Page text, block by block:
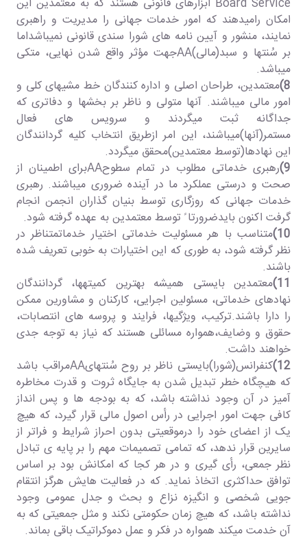
Board Service ابزارهای قانونی هستند که به معتمدین این
امکان رامیدهند که امور خدمات جهانی را مدیریت و راهبری
نمایند، منشور و آیین نامه های شورا سندی قانونی نمیباشداما
بر سُنتها و سبد(مالی)AAجهت مؤثر واقع شدن نهایی، متکی
میباشد.
8) معتمدین، طراحان اصلی و اداره کنندگان خط مشیهای کلی و
امور مالی میباشند. آنها متولی و ناظر بر بخشها و دفاتری که
جداگانه ثبت میگردند و سرویس های فعال
مستمر(آنها)میباشند، این امر ازطریق انتخاب کلیه گردانندگان
این نهادها(توسط معتمدین)محقق میگردد.
9)
رهبری خدماتی مطلوب در تمام سطوحAAبرای اطمینان از
صحت و درستی عملکرد ما در آینده ضروری میباشند. رهبری
خدمات جهانی که روزگاری توسط بنیان گذاران انجمن انجام
گرفت اکنون بایدضرورتا ً توسط معتمدین به عهده گرفته شود.
10) متناسب با هر مسئولیت خدماتی اختیار خدماتمتناظر در
نظر گرفته شود، به طوری که این اختیارات به خوبی تعریف شده
باشند.
11) معتمدین بایستی همیشه بهترین کمیتهها، گردانندگان
نهادهای خدماتی، مسئولین اجرایی، کارکنان و مشاورین ممکن
را دارا باشند.ترکیب، ویژگیها، فرایند و پروسه های انتصابات،
حقوق و وضایف،همواره مسائلی هستند که نیاز به توجه جدی
خواهند داشت.
12)
کنفرانس(شورا)بایستی ناظر بر روح سُنتهایAAمراقب باشد
که هیچگاه خطر تبدیل شدن به جایگاه ثروت و قدرت مخاطره
آمیز در آن وجود نداشته باشد، که به بودجه ها و پس انداز
کافی جهت امور اجرایی در رأس اصول مالی قرار گیرد، که هیچ
یک از اعضای خود را درموقعیتی بدون احراز شرایط و فراتر از
سایرین قرار ندهد، که تمامی تصمیمات مهم را بر پایه ی تبادل
نظر جمعی، رأی گیری و در هر کجا که امکانش بود بر اساس
توافق حداکثری اتخاذ نماید. که در فعالیت هایش هرگز انتقام
جویی شخصی و انگیزه نزاع و بحث و جدل عمومی وجود
نداشته باشد، که هیچ زمان حکومتی نکند و مثل جمعیتی که به
آن خدمت میکند همواره در فکر و عمل دموکراتیک باقی بماند.